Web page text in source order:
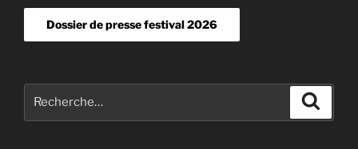
Dossier de presse festival 2026